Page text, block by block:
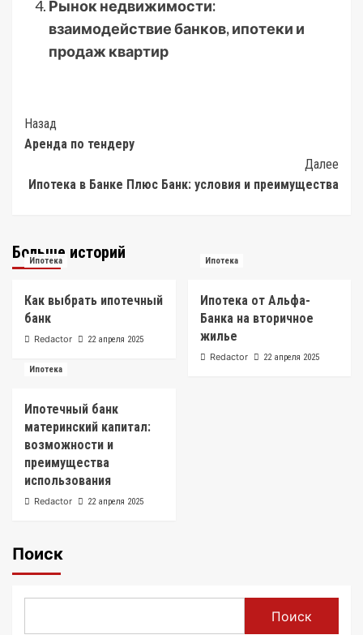
Рынок недвижимости:
взаимодействие банков, ипотеки и
продаж квартир
Post
Navigation
Назад
Аренда по тендеру
Далее
Ипотека в Банке Плюс Банк: условия и преимущества
Больше историй
Ипотека
Как выбрать ипотечный
банк
Redactor 22 апреля 2025
Ипотека
Ипотека от Альфа-
Банка на вторичное
жилье
Redactor
22 апреля 2025
Ипотека
Ипотечный банк
материнский капитал:
возможности и
преимущества
использования
Redactor 22 апреля 2025
Поиск
Поиск